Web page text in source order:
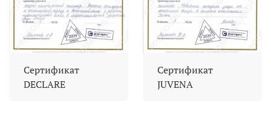
Сертификат
DECLARE
Сертификат
JUVENA